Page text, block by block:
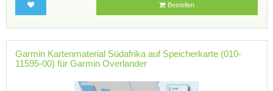
Bestellen
Garmin Kartenmaterial Südafrika auf Speicherkarte (010-
11595-00) für Garmin Overlander